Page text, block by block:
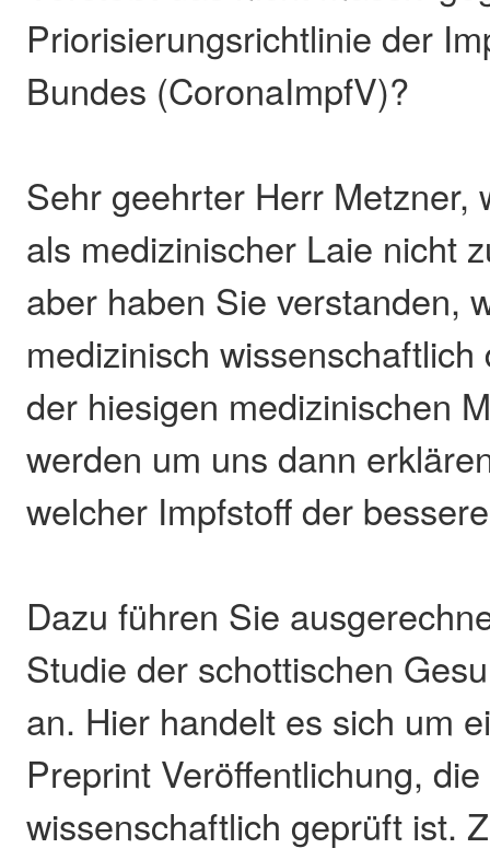
Priorisierungsrichtlinie der
Bundes (CoronaImpfV)?
Sehr geehrter Herr Metzner,
als medizinischer Laie nicht
aber haben Sie verstanden,
medizinisch
der hiesigen medizinischen
werden um uns dann
welcher Impfstoff der
Dazu führen Sie
Studie der schottischen
an. Hier handelt es sich um
Preprint Veröffentlichung,
wissenschaftlich geprüft ist.